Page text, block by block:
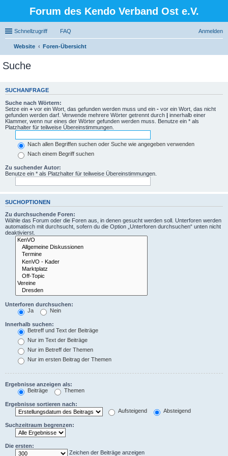
Forum des Kendo Verband Ost e.V.
Schnellzugriff FAQ Anmelden
Website Foren-Übersicht
Suche
SUCHANFRAGE
Suche nach Wörtern:
Setze ein + vor ein Wort, das gefunden werden muss und ein - vor ein Wort, das nicht
gefunden werden darf. Verwende mehrere Wörter getrennt durch | innerhalb einer
Klammer, wenn nur eines der Wörter gefunden werden muss. Benutze ein * als
Platzhalter für teilweise Übereinstimmungen.
Nach allen Begriffen suchen oder Suche wie angegeben verwenden
Nach einem Begriff suchen
Zu suchender Autor:
Benutze ein * als Platzhalter für teilweise Übereinstimmungen.
SUCHOPTIONEN
Zu durchsuchende Foren:
Wähle das Forum oder die Foren aus, in denen gesucht werden soll. Unterforen werden
automatisch mit durchsucht, sofern du die Option „Unterforen durchsuchen“ unten nicht
deaktivierst.
Unterforen durchsuchen:
Ja
Nein
Innerhalb suchen:
Betreff und Text der Beiträge
Nur im Text der Beiträge
Nur im Betreff der Themen
Nur im ersten Beitrag der Themen
Ergebnisse anzeigen als:
Beiträge
Themen
Ergebnisse sortieren nach:
Aufsteigend
Absteigend
Suchzeitraum begrenzen:
Die ersten:
Zeichen der Beiträge anzeigen